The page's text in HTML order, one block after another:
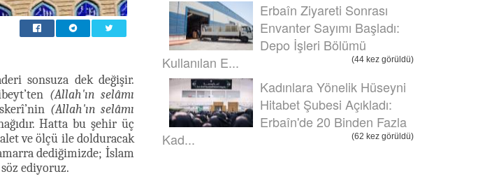
sonsuza dek değişir.
(Allah'ın selâmı
(Allah'ın selâmı
Hatta bu şehir üç
ve ölçü ile dolduracak
dediğimizde; İslam
ediyoruz.
Erbaîn Ziyareti Sonrası
Envanter Sayımı Başladı:
Depo İşleri Bölümü
Kullanılan E...
(44 kez görüldü)
Kadınlara Yönelik Hüseyni
Hitabet Şubesi Açıkladı:
Erbaîn'de 20 Binden Fazla
Kad...
(62 kez görüldü)